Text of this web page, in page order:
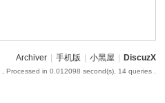
Archiver 手机版 小黑屋 DiscuzX
, Processed in 0.012098 second(s), 14 queries .